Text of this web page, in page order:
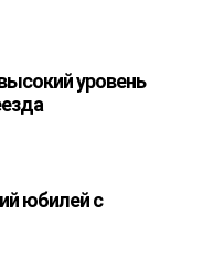
уровень
юбилей с